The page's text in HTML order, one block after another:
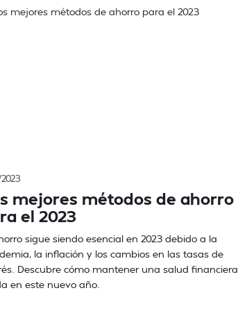
mejores métodos de ahorro
el 2023
sigue siendo esencial en 2023 debido a la
la inflación y los cambios en las tasas de
Descubre cómo mantener una salud financiera
en este nuevo año.